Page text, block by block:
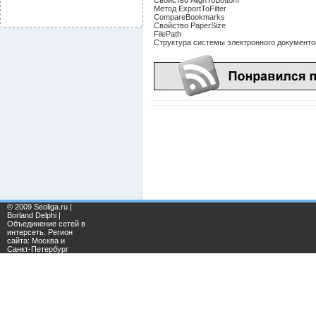
Метод ExportToFilter
CompareBookmarks
Свойство PaperSize
FilePath
Структура системы электронного
© 2009 Seoliga.ru |
Borland Delphi |
Объединение сетей в
интерсеть. Регион
сайта: Москва и
Санкт-Петербург